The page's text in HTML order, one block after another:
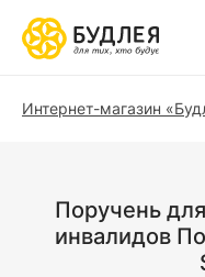
Интернет-магазин
Поручень
инвалидов